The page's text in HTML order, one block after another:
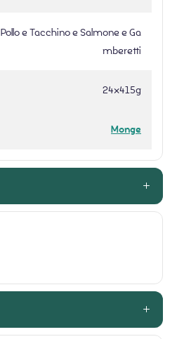
Pollo e Tacchino e Salmone e Ga
mberetti
24x415g
Monge